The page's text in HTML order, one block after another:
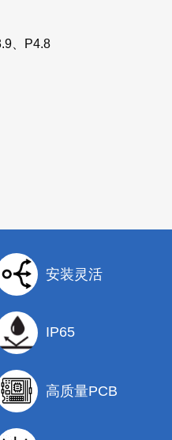
、P4.8
安装灵活
IP65
高质量PCB